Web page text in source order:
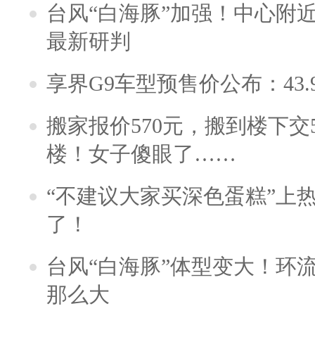
台风“白海豚”加强！中心附
最新研判
享界G9车型预售价公布：
搬家报价570元，搬到楼下
楼！女子傻眼了……
“不建议大家买深色蛋糕”上
了！
台风“白海豚”体型变大！环
那么大